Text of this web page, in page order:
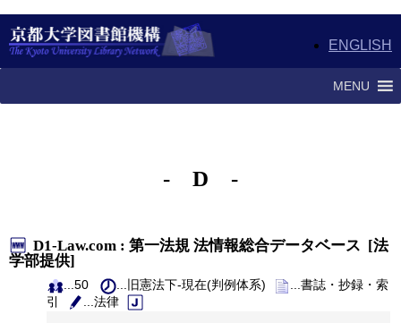
ENGLISH
MENU
- D -
D1-Law.com : 第一法規 法情報総合データベース [法
学部提供]
...50 ...旧憲法下-現在(判例体系)
...書誌・抄録・索
引
...法律